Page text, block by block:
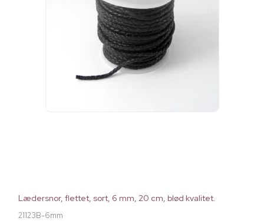
Lædersnor, flettet, sort, 6 mm, 20 cm, blød kvalitet.
21123B-6mm